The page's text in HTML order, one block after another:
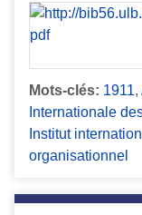
Mots-clés: 1911,
Internationale
Institut
organisationnel